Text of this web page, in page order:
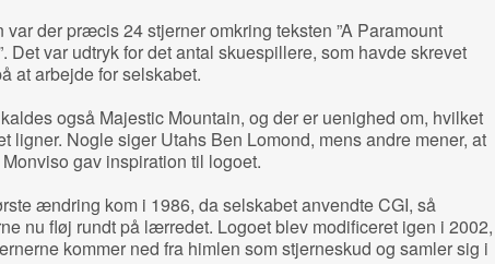
var der præcis 24 stjerner omkring teksten ”A Paramount
Det var udtryk for det antal skuespillere, som havde skrevet
at arbejde for selskabet.
også Majestic Mountain, og der er uenighed om, hvilket
ligner. Nogle siger Utahs Ben Lomond, mens andre mener, at
gav inspiration til logoet.
ændring kom i 1986, da selskabet anvendte CGI, så
nu fløj rundt på lærredet. Logoet blev modificeret igen i 2002,
kommer ned fra himlen som stjerneskud og samler sig i